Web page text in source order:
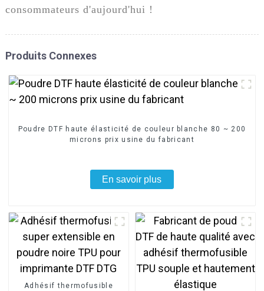
consommateurs d'aujourd'hui !
Produits Connexes
Poudre DTF haute élasticité de couleur blanche 80 ~ 200
microns prix usine du fabricant
En savoir plus
Adhésif thermofusible